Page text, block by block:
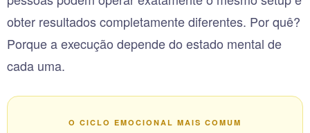
obter resultados completamente diferentes. Por quê?
Porque a execução depende do estado mental de
cada uma.
O CICLO EMOCIONAL MAIS COMUM